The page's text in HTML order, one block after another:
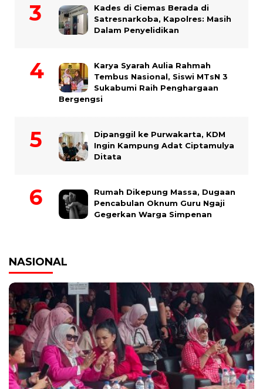
Kades di Ciemas Berada di
Satresnarkoba, Kapolres: Masih
Dalam Penyelidikan
Karya Syarah Aulia Rahmah
Tembus Nasional, Siswi MTsN 3
Sukabumi Raih Penghargaan
Bergengsi
Dipanggil ke Purwakarta, KDM
Ingin Kampung Adat Ciptamulya
Ditata
Rumah Dikepung Massa, Dugaan
Pencabulan Oknum Guru Ngaji
Gegerkan Warga Simpenan
NASIONAL